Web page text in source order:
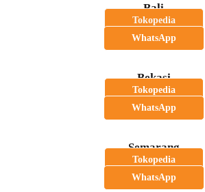
Bali
Tokopedia
WhatsApp
Bekasi
Tokopedia
WhatsApp
Semarang
Tokopedia
WhatsApp